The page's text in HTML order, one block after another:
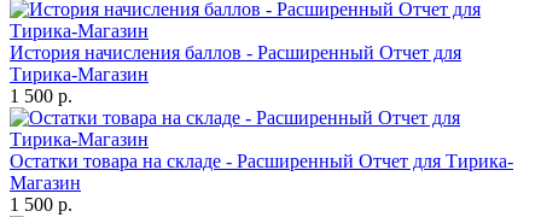
История начисления баллов - Расширенный Отчет для
Тирика-Магазин
1 500 р.
Остатки товара на складе - Расширенный Отчет для Тирика-
Магазин
1 500 р.